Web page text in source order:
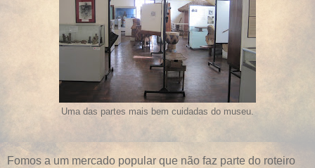
Uma das partes mais bem cuidadas do museu.
Fomos a um mercado popular que não faz parte do roteiro